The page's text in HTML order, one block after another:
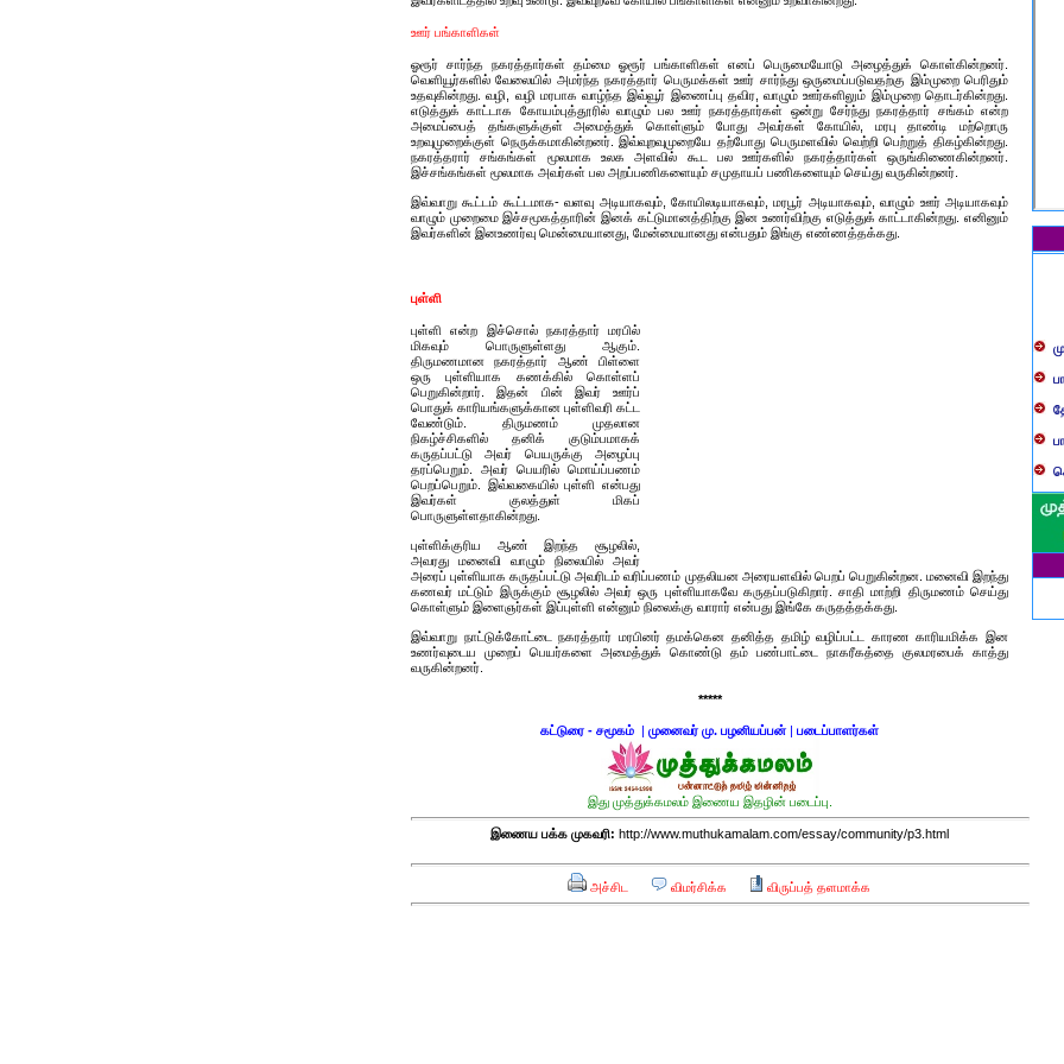
ஊர் பங்காளிகள்
ஓரூர் சார்ந்த நகரத்தார்கள் தம்மை ஓரூர் பங்காளிகள் எனப் பெருமையோடு அழைத்துக் கொள்கின்றனர்.
வெளியூர்களில் வேலையில் அமர்ந்த நகரத்தார் பெருமக்கள் ஊர் சார்ந்து ஒருமைப்படுவதற்கு இம்முறை பெரிதும்
உதவுகின்றது. வழி, வழி மரபாக வாழ்ந்த இவ்வூர் இணைப்பு தவிர, வாழும் ஊர்களிலும் இம்முறை தொடர்கின்றது.
எடுத்துக் காட்டாக கோயம்புத்தூரில் வாழும் பல ஊர் நகரத்தார்கள் ஒன்று சேர்ந்து நகரத்தார் சங்கம் என்ற
அமைப்பைத் தங்களுக்குள் அமைத்துக் கொள்ளும் போது அவர்கள் கோயில், மரபு தாண்டி மற்றொரு
உறவுமுறைக்குள் நெருக்கமாகின்றனர். இவ்வுறவுமுறையே தற்போது பெருமளவில் வெற்றி பெற்றுத் திகழ்கின்றது.
நகரத்தரார் சங்கங்கள் மூலமாக உலக அளவில் கூட பல ஊர்களில் நகரத்தார்கள் ஒருங்கிணைகின்றனர்.
இச்சங்கங்கள் மூலமாக அவர்கள் பல அறப்பணிகளையும் சமுதாயப் பணிகளையும் செய்து வருகின்றனர்.
இவ்வாறு கூட்டம் கூட்டமாக- வளவு அடியாகவும், கோயிலடியாகவும், மரபூர் அடியாகவும், வாழும் ஊர் அடியாகவும்
வாழும் முறைமை இச்சமூகத்தாரின் இனக் கட்டுமானத்திற்கு இன உணர்விற்கு எடுத்துக் காட்டாகின்றது. எனினும்
இவர்களின் இனஉணர்வு மென்மையானது, மேன்மையானது என்பதும் இங்கு எண்ணத்தக்கது.
புள்ளி
புள்ளி என்ற இச்சொல் நகரத்தார் மரபில்
மிகவும் பொருளுள்ளது ஆகும்.
திருமணமான நகரத்தார் ஆண் பிள்ளை
ஒரு புள்ளியாக கணக்கில் கொள்ளப்
பெறுகின்றார். இதன் பின் இவர் ஊர்ப்
பொதுக் காரியங்களுக்கான புள்ளிவரி கட்ட
வேண்டும். திருமணம் முதலான
நிகழ்ச்சிகளில் தனிக் குடும்பமாகக்
கருதப்பட்டு அவர் பெயருக்கு அழைப்பு
தரப்பெறும். அவர் பெயரில் மொய்ப்பணம்
பெறப்பெறும். இவ்வகையில் புள்ளி என்பது
இவர்கள் குலத்துள் மிகப்
பொருளுள்ளதாகின்றது.
புள்ளிக்குரிய ஆண் இறந்த சூழலில்,
அவரது மனைவி வாழும் நிலையில் அவர்
அரைப் புள்ளியாக கருதப்பட்டு அவரிடம் வரிப்பணம் முதலியன அரையளவில் பெறப் பெறுகின்றன. மனைவி இறந்து
கணவர் மட்டும் இருக்கும் சூழலில் அவர் ஒரு புள்ளியாகவே கருதப்படுகிறார். சாதி மாற்றி திருமணம் செய்து
கொள்ளும் இளைஞர்கள் இப்புள்ளி என்னும் நிலைக்கு வாரார் என்பது இங்கே கருதத்தக்கது.
இவ்வாறு நாட்டுக்கோட்டை நகரத்தார் மரபினர் தமக்கென தனித்த தமிழ் வழிப்பட்ட காரண காரியமிக்க இன
உணர்வுடைய முறைப் பெயர்களை அமைத்துக் கொண்டு தம் பண்பாட்டை நாகரீகத்தை குலமரபைக் காத்து
வருகின்றனர்.
*****
கட்டுரை - சமூகம் | முனைவர் மு. பழனியப்பன்| படைப்பாளர்கள்
இது முத்துக்கமலம் இணைய இதழின் படைப்பு.
இணைய பக்க முகவரி: http://www.muthukamalam.com/essay/community/p3.html
அச்சிட விமர்சிக்க விருப்பத் தளமாக்க